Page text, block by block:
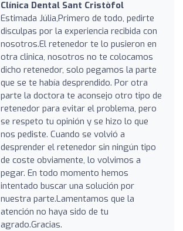
Clínica Dental Sant Cristòfol
Estimada Júlia,Primero de todo, pedirte
disculpas por la experiencia recibida con
nosotros.El retenedor te lo pusieron en
otra clinica, nosotros no te colocamos
dicho retenedor, solo pegamos la parte
que se te había desprendido. Por otra
parte la doctora te aconsejo otro tipo de
retenedor para evitar el problema, pero
se respeto tu opinión y se hizo lo que
nos pediste. Cuando se volvió a
desprender el retenedor sin ningún tipo
de coste obviamente, lo volvimos a
pegar. En todo momento hemos
intentado buscar una solución por
nuestra parte.Lamentamos que la
atención no haya sido de tu
agrado.Gracias.